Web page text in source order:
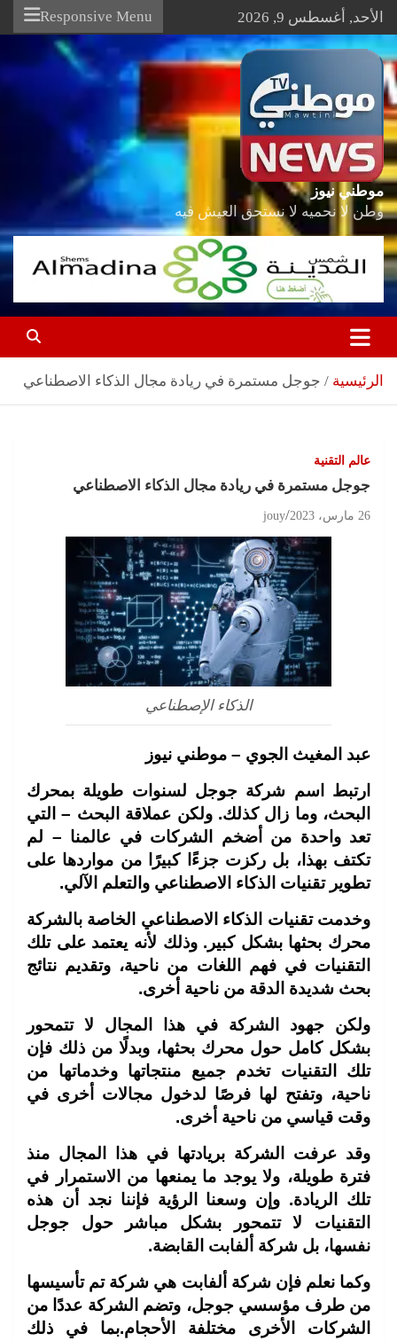
Skip
content
الأحد, أغسطس 9, 2026 Responsive Menu
موطني نيوز
وطن لا نحميه لا نستحق العيش فيه
الرئيسية جوجل مستمرة في ريادة مجال الذكاء الاصطناعي
عالم التقنية
جوجل مستمرة في ريادة مجال الذكاء الاصطناعي
26 مارس، 2023 jouy
الذكاء الإصطناعي
عبد المغيث الجوي – موطني نيوز
ارتبط اسم شركة جوجل لسنوات طويلة بمحرك
البحث، وما زال كذلك. ولكن عملاقة البحث – التي
تعد واحدة من أضخم الشركات في عالمنا – لم
تكتف بهذا، بل ركزت جزءًا كبيرًا من مواردها على
تطوير تقنيات الذكاء الاصطناعي والتعلم الآلي.
وخدمت تقنيات الذكاء الاصطناعي الخاصة بالشركة
محرك بحثها بشكل كبير. وذلك لأنه يعتمد على تلك
التقنيات في فهم اللغات من ناحية، وتقديم نتائج
بحث شديدة الدقة من ناحية أخرى.
ولكن جهود الشركة في هذا المجال لا تتمحور
بشكل كامل حول محرك بحثها، وبدلًا من ذلك فإن
تلك التقنيات تخدم جميع منتجاتها وخدماتها من
ناحية، وتفتح لها فرصًا لدخول مجالات أخرى في
وقت قياسي من ناحية أخرى.
وقد عرفت الشركة بريادتها في هذا المجال منذ
فترة طويلة، ولا يوجد ما يمنعها من الاستمرار في
تلك الريادة. وإن وسعنا الرؤية فإننا نجد أن هذه
التقنيات لا تتمحور بشكل مباشر حول جوجل
نفسها، بل شركة ألفابت القابضة.
وكما نعلم فإن شركة ألفابت هي شركة تم تأسيسها
من طرف مؤسسي جوجل، وتضم الشركة عددًا من
الشركات الأخرى مختلفة الأحجام.بما في ذلك